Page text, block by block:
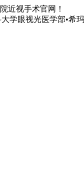
近视手术官网！
学眼视光医学部•希